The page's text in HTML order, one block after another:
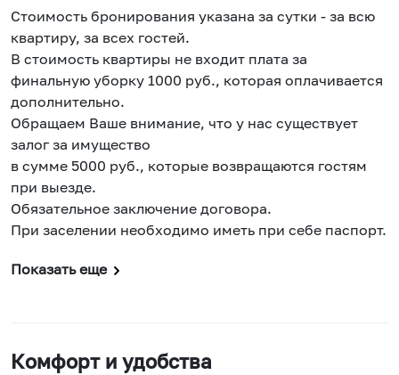
Стоимость бронирования указана за сутки - за всю
квартиру, за всех гостей.
В стоимость квартиры не входит плата за
финальную уборку 1000 руб., которая оплачивается
дополнительно.
Обращаем Ваше внимание, что у нас существует
залог за имущество
в сумме 5000 руб., которые возвращаются гостям
при выезде.
Обязательное заключение договора.
При заселении необходимо иметь при себе паспорт.
Показать еще
Комфорт и удобства